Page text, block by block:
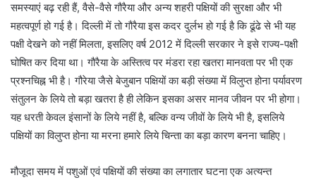
समस्याएं बढ़ रही हैं, वैसे-वैसे गौरैया और अन्य शहरी पक्षियों की सुरक्षा और भी
महत्वपूर्ण हो गई है। दिल्ली में तो गौरैया इस कदर दुर्लभ हो गई है कि ढूंढे से भी यह
पक्षी देखने को नहीं मिलता, इसलिए वर्ष 2012 में दिल्ली सरकार ने इसे राज्य-पक्षी
घोषित कर दिया था। गौरैया के अस्तित्व पर मंडरा रहा खतरा मानवता पर भी एक
प्रश्नचिह्न भी है। गौरेया जैसे बेजुबान पक्षियों का बड़ी संख्या में विलुप्त होना पर्यावरण
संतुलन के लिये तो बड़ा खतरा है ही लेकिन इसका असर मानव जीवन पर भी होगा।
यह धरती केवल इंसानों के लिये नहीं है, बल्कि वन्य जीवों के लिये भी है, इसलिये
पक्षियों का विलुप्त होना या मरना हमारे लिये चिन्ता का बड़ा कारण बनना चाहिए।
मौजूदा समय में पशुओं एवं पक्षियों की संख्या का लगातार घटना एक अत्यन्त